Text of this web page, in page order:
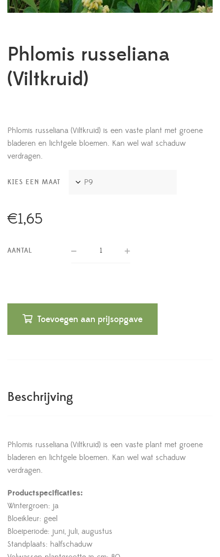
Phlomis russeliana
(Viltkruid)
Phlomis russeliana (Viltkruid) is een vaste plant met groene
bladeren en lichtgele bloemen. Kan wel wat schaduw
verdragen.
KIES EEN MAAT
€1,65
AANTAL
Toevoegen aan prijsopgave
Beschrijving
Phlomis russeliana (Viltkruid) is een vaste plant met groene
bladeren en lichtgele bloemen. Kan wel wat schaduw
verdragen.
Productspecificaties:
Wintergroen: ja
Bloeikleur: geel
Bloeiperiode: juni, juli, augustus
Standplaats: halfschaduw